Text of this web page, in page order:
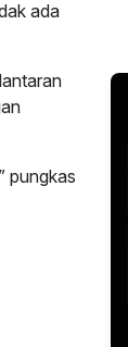
ada
pungkas